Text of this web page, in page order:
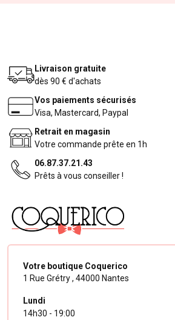
Livraison gratuite
dès 90 € d'achats
Vos paiements sécurisés
Visa, Mastercard, Paypal
Retrait en magasin
Votre commande prête en 1h
06.87.37.21.43
Prêts à vous conseiller !
Votre boutique Coquerico
1 Rue Grétry , 44000 Nantes
Lundi
14h30 - 19:00